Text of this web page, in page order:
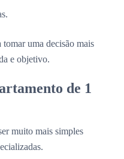
tomar uma decisão mais
e objetivo.
de 1
muito mais simples